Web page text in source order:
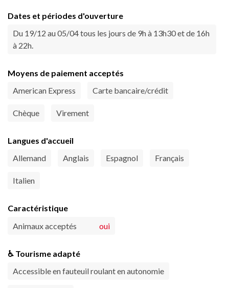
Dates et périodes d'ouverture
Du 19/12 au 05/04 tous les jours de 9h à 13h30 et de 16h
à 22h.
Moyens de paiement acceptés
American Express
Carte bancaire/crédit
Chèque Virement
Langues d'accueil
Allemand
Anglais Espagnol Français
Italien
Caractéristique
Animaux acceptés
oui
♿ Tourisme adapté
Accessible en fauteuil roulant en autonomie